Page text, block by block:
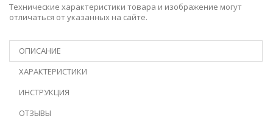
Технические характеристики товара и изображение могут
отличаться от указанных на сайте.
ОПИСАНИЕ
ХАРАКТЕРИСТИКИ
ИНСТРУКЦИЯ
ОТЗЫВЫ